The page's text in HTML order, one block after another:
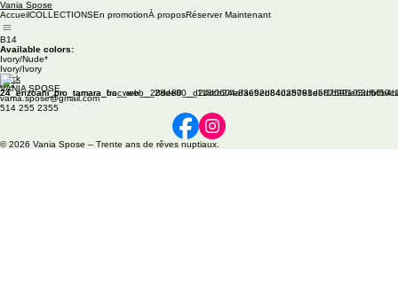
Vania Spose
AccueilCOLLECTIONSEn promotionÀ proposRéserver Maintenant
B14
Available colors:
Ivory/Nude*
Ivory/Ivory
Back
VANIA SPOSE
vania.spose@gmail.com
514 255 2355
© 2026 Vania Spose – Trente ans de rêves nuptiaux.